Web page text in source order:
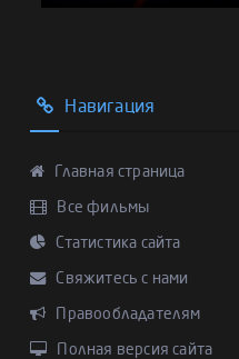
Навигация
Главная страница
Все фильмы
Статистика сайта
Свяжитесь с нами
Правообладателям
Полная версия сайта